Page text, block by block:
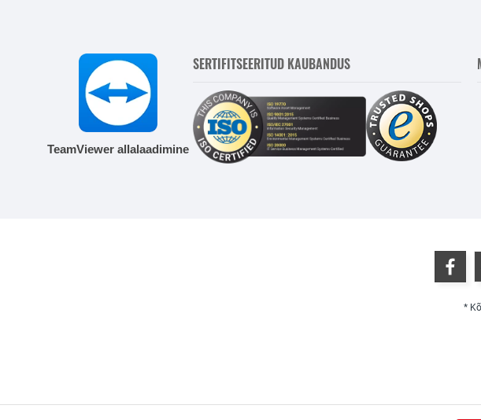
TeamViewer allalaadimine
SERTIFITSEERITUD KAUBANDUS
*